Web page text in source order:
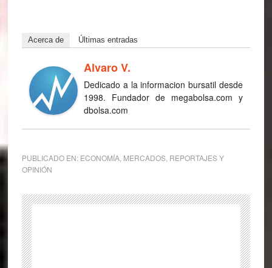
Acerca de Últimas entradas
Alvaro V.
Dedicado a la informacion bursatil desde
1998. Fundador de megabolsa.com y
dbolsa.com
PUBLICADO EN: ECONOMÍA, MERCADOS, REPORTAJES Y
OPINIÓN